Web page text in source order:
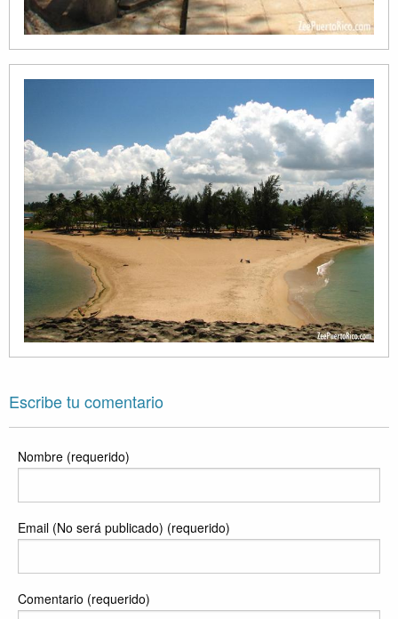
Escribe tu comentario
Nombre (requerido)
Email (No será publicado) (requerido)
Comentario (requerido)